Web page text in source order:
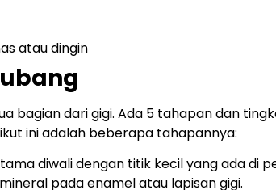
atau dingin
bagian dari gigi. Ada 5 tahapan dan
ini adalah beberapa tahapannya:
diwali dengan titik kecil yang ada di
pada enamel atau lapisan gigi.